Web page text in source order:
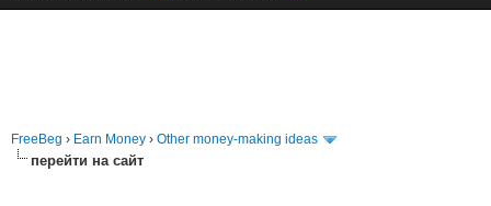
FreeBeg › Earn Money › Other money-making ideas
перейти на сайт